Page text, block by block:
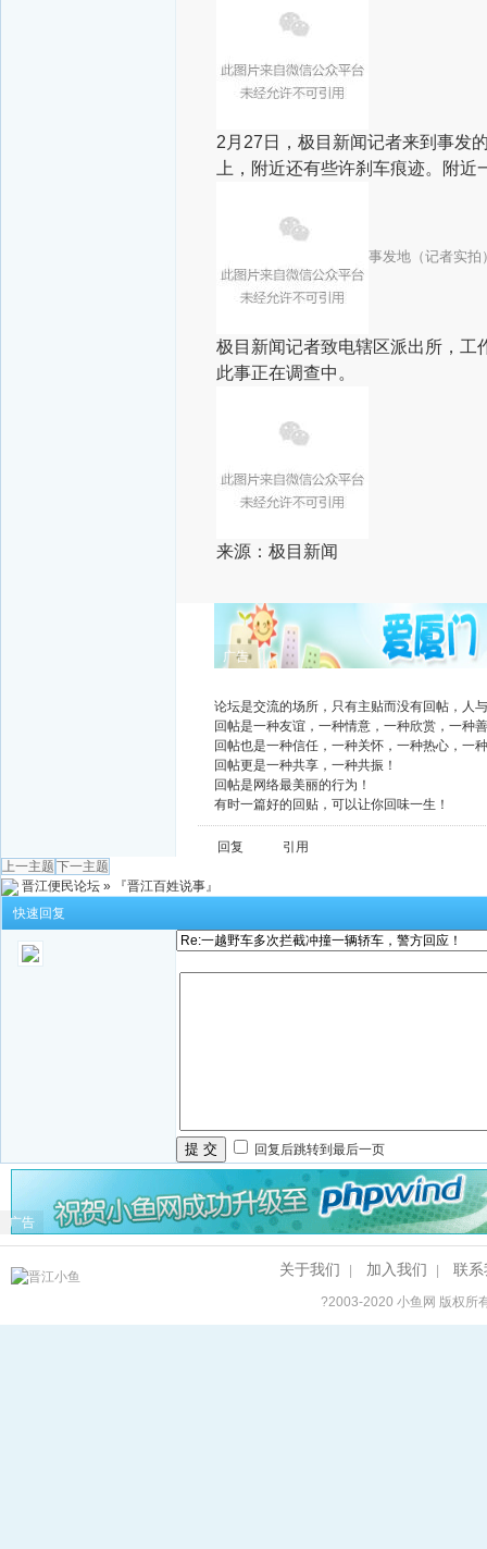
2月27日，极目新闻记者来到事发
上，附近还有些许刹车痕迹。附
事发地（记者实拍
极目新闻记者致电辖区派出所，工
此事正在调查中。
来源：极目新闻
广告
论坛是交流的场所，只有主贴而没有回帖，人
回帖是一种友谊，一种情意，一种欣赏，一种
回帖也是一种信任，一种关怀，一种热心，一
回帖更是一种共享，一种共振！
回帖是网络最美丽的行为！
有时一篇好的回贴，可以让你回味一生！
回复
引用
上一主题 下一主题
晋江便民论坛 »
『晋江百姓说事』
快速回复
提 交 回复后跳转到最后一页
广告
关于我们 加入我们 联系
?2003-2020小鱼网 版权所